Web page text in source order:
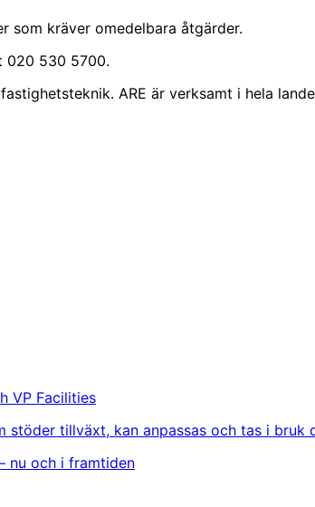
som kräver omedelbara åtgärder.
020 530 5700.
ARE är verksamt i hela
VP Facilities
stöder tillväxt, kan anpassas och tas i bruk
nu och i framtiden